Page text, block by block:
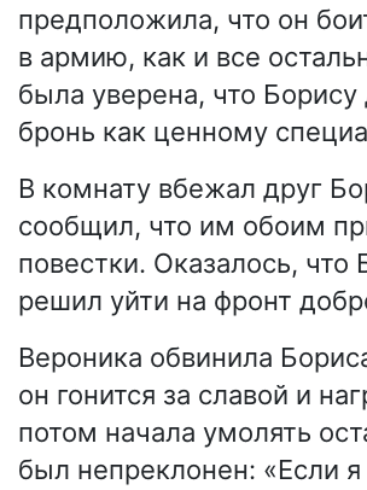
предположила, что он
в армию, как и все
была уверена, что Борису
бронь как ценному
В комнату вбежал друг
сообщил, что им обоим
повестки. Оказалось, что
решил уйти на фронт
Вероника обвинила
он гонится за славой и
потом начала умолять
был непреклонен: «Если